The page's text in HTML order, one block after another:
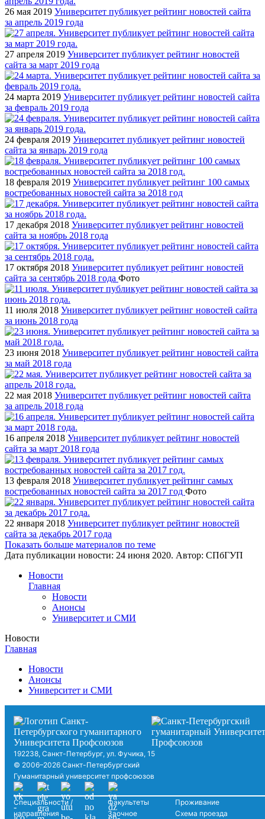
26 мая 2019 Университет публикует рейтинг новостей сайта
за апрель 2019 года
27 апреля 2019 Университет публикует рейтинг новостей
сайта за март 2019 года
24 марта 2019 Университет публикует рейтинг новостей сайта
за февраль 2019 года
24 февраля 2019 Университет публикует рейтинг новостей
сайта за январь 2019 года
18 февраля 2019 Университет публикует рейтинг 100 самых
востребованных новостей сайта за 2018 год
17 декабря 2018 Университет публикует рейтинг новостей
сайта за ноябрь 2018 года
17 октября 2018 Университет публикует рейтинг новостей
сайта за сентябрь 2018 года Фото
11 июля 2018 Университет публикует рейтинг новостей сайта
за июнь 2018 года
23 июня 2018 Университет публикует рейтинг новостей сайта
за май 2018 года
22 мая 2018 Университет публикует рейтинг новостей сайта
за апрель 2018 года
16 апреля 2018 Университет публикует рейтинг новостей
сайта за март 2018 года
13 февраля 2018 Университет публикует рейтинг самых
востребованных новостей сайта за 2017 год Фото
22 января 2018 Университет публикует рейтинг новостей
сайта за декабрь 2017 года
Показать больше материалов по теме
Дата публикации новости: 24 июня 2020. Автор: СПбГУП
Новости
Главная
Новости
Анонсы
Университет и СМИ
Новости
Главная
Новости
Анонсы
Университет и СМИ
192238, Санкт-Петербург, ул. Фучика, 15
© 2006–2026 Санкт-Петербургский
Гуманитарный университет профсоюзов
Специальности /
направления
Факультеты
Заочное
Проживание
Схема проезда